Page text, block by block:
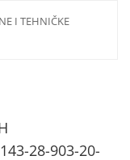
I TEHNIČKE
28-903-20-